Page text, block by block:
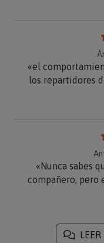
«el
los repartidores
«Nunca sabes
compañero, pero